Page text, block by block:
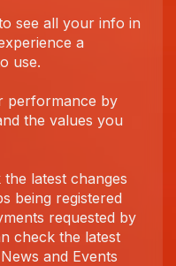
see all your info in
a
use.
performance by
the values you
latest changes
being registered
requested by
check the latest
and Events